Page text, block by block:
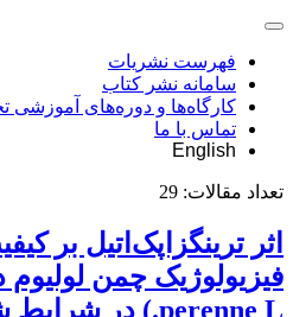
فهرست نشریات
سامانه نشر کتاب
کارگاه‌ها و دوره‌های
تماس با ما
English
تعداد مقالات: 29
اثر ترینگزاپک‌اتیل بر
perenne L.) در شرایط شوری